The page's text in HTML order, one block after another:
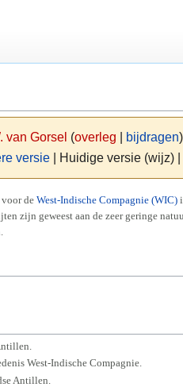
van Gorsel (overleg bijdragen)
versie| Huidige versie (wijz)
voor de West-Indische Compagnie (WIC)
zijn geweest aan de zeer geringe
West-Indische Compagnie.
Antillen.